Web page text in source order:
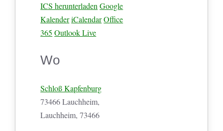
ICS herunterladen Google
KalenderiCalendarOffice
365 Outlook Live
Wo
Schloß Kapfenburg
73466 Lauchheim,
Lauchheim, 73466